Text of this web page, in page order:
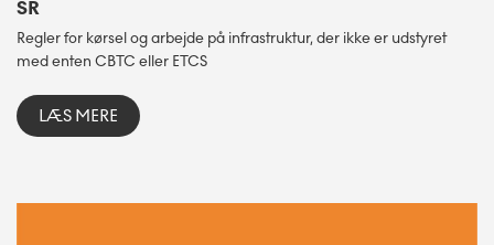
SR
Regler for kørsel og arbejde på infrastruktur, der ikke er udstyret
med enten CBTC eller ETCS
LÆS MERE